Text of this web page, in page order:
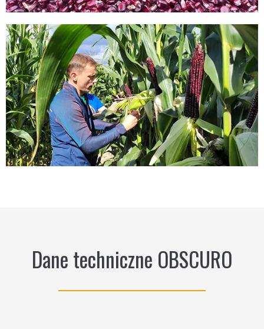
Dane techniczne OBSCURO